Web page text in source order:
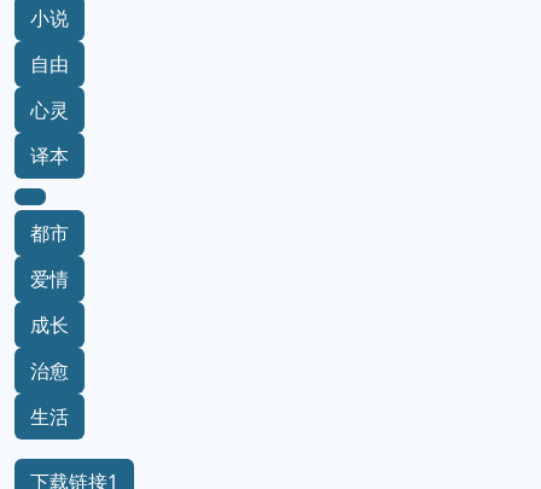
小说
自由
心灵
译本
都市
爱情
成长
治愈
生活
下载链接1